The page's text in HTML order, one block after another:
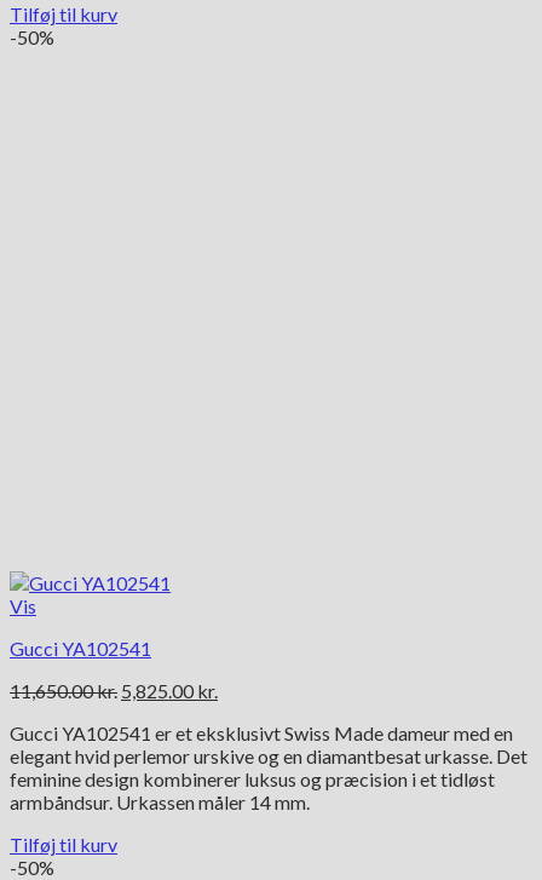
Tilføj til kurv
-50%
Vis
Gucci YA102541
11,650.00kr. Den
pris
var:
11,650.00 kr..
5,825.00 kr.
pris
er:
5,825.00 kr..
Gucci YA102541 er et eksklusivt Swiss Made dameur med en
elegant hvid perlemor urskive og en diamantbesat urkasse. Det
feminine design kombinerer luksus og præcision i et tidløst
armbåndsur. Urkassen måler 14 mm.
Tilføj til kurv
-50%